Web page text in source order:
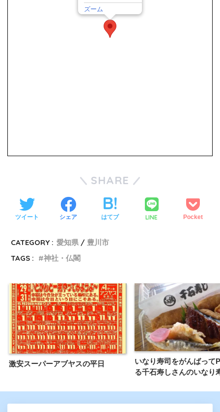
ズーム
SHARE
ツイート シェア はてブ LINE Pocket
CATEGORY : 愛知県
豊川市
TAGS :
神社・仏閣
激安スーパーアブヤスの平日
いなり寿司をがんばって
る千石寿しさんのいなり